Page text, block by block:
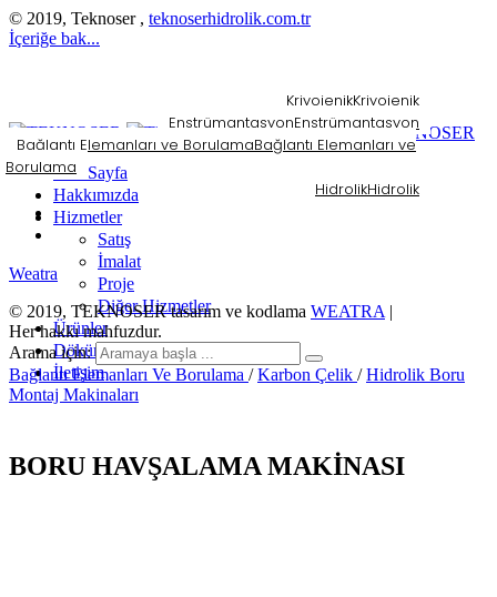
© 2019, Teknoser , teknoserhidrolik.com.tr
İçeriğe bak...
KriyojenikKriyojenik
EnstrümantasyonEnstrümantasyon
Bağlantı Elemanları ve BorulamaBağlantı Elemanları ve
Borulama
HidrolikHidrolik
Ana Sayfa
Hakkımızda
Hizmetler
Satış
İmalat
Proje
Diğer Hizmetler
Ürünler
Dökümanlar
İletişim
Weatra
© 2019, TEKNOSER tasarım ve kodlama WEATRA |
Her hakkı mahfuzdur.
Arama için:
Bağlantı Elemanları Ve Borulama /Karbon Çelik /Hidrolik Boru
Montaj Makinaları
BORU HAVŞALAMA MAKİNASI